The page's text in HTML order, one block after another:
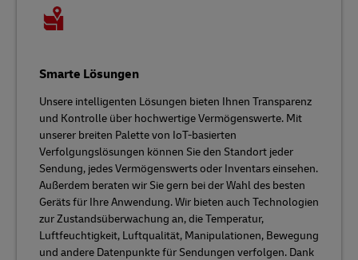
Smarte Lösungen
Unsere intelligenten Lösungen bieten Ihnen Transparenz
und Kontrolle über hochwertige Vermögenswerte. Mit
unserer breiten Palette von IoT-basierten
Verfolgungslösungen können Sie den Standort jeder
Sendung, jedes Vermögenswerts oder Inventars einsehen.
Außerdem beraten wir Sie gern bei der Wahl des besten
Geräts für Ihre Anwendung. Wir bieten auch Technologien
zur Zustandsüberwachung an, die Temperatur,
Luftfeuchtigkeit, Luftqualität, Manipulationen, Bewegung
und andere Datenpunkte für Sendungen verfolgen. Dank